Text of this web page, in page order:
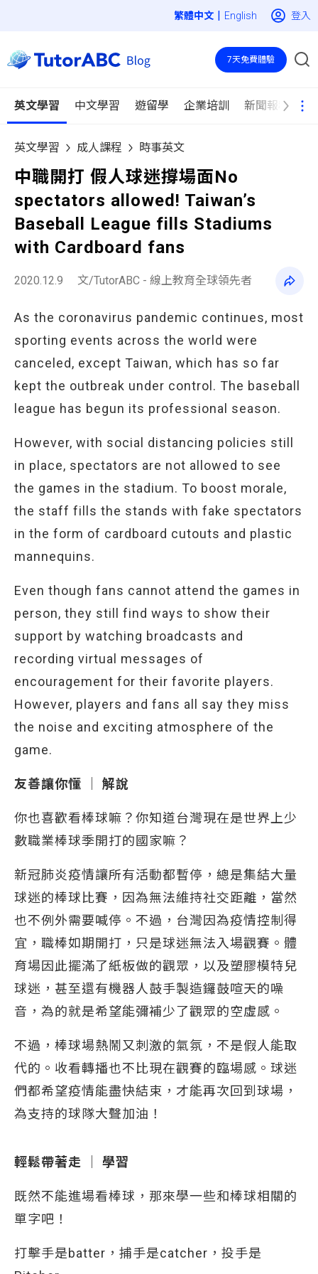
| English 登入
英文學習 中文學習 遊留學 企業培訓 新聞報導
7天免費體驗
英文學習 成人課程 時事英文
中職開打 假人球迷撐場面No
spectators allowed! Taiwan’s
Baseball League fills Stadiums
with Cardboard fans
2020.12.9 文/TutorABC - 線上教育全球領先者
As the coronavirus pandemic continues, most
sporting events across the world were
canceled, except Taiwan, which has so far
kept the outbreak under control. The baseball
league has begun its professional season.
However, with social distancing policies still
in place, spectators are not allowed to see
the games in the stadium. To boost morale,
the staff fills the stands with fake spectators
in the form of cardboard cutouts and plastic
mannequins.
Even though fans cannot attend the games in
person, they still find ways to show their
support by watching broadcasts and
recording virtual messages of
encouragement for their favorite players.
However, players and fans all say they miss
the noise and exciting atmosphere of the
game.
友善讓你懂 │ 解說
你也喜歡看棒球嘛？你知道台灣現在是世界上少
數職業棒球季開打的國家嘛？
新冠肺炎疫情讓所有活動都暫停，總是集結大量
球迷的棒球比賽，因為無法維持社交距離，當然
也不例外需要喊停。不過，台灣因為疫情控制得
宜，職棒如期開打，只是球迷無法入場觀賽。體
育場因此擺滿了紙板做的觀眾，以及塑膠模特兒
球迷，甚至還有機器人鼓手製造鑼鼓喧天的噪
音，為的就是希望能彌補少了觀眾的空虛感。
不過，棒球場熱鬧又刺激的氣氛，不是假人能取
代的。收看轉播也不比現在觀賽的臨場感。球迷
們都希望疫情能盡快結束，才能再次回到球場，
為支持的球隊大聲加油！
輕鬆帶著走 │ 學習
既然不能進場看棒球，那來學一些和棒球相關的
單字吧！
打擊手是batter，捕手是catcher，投手是